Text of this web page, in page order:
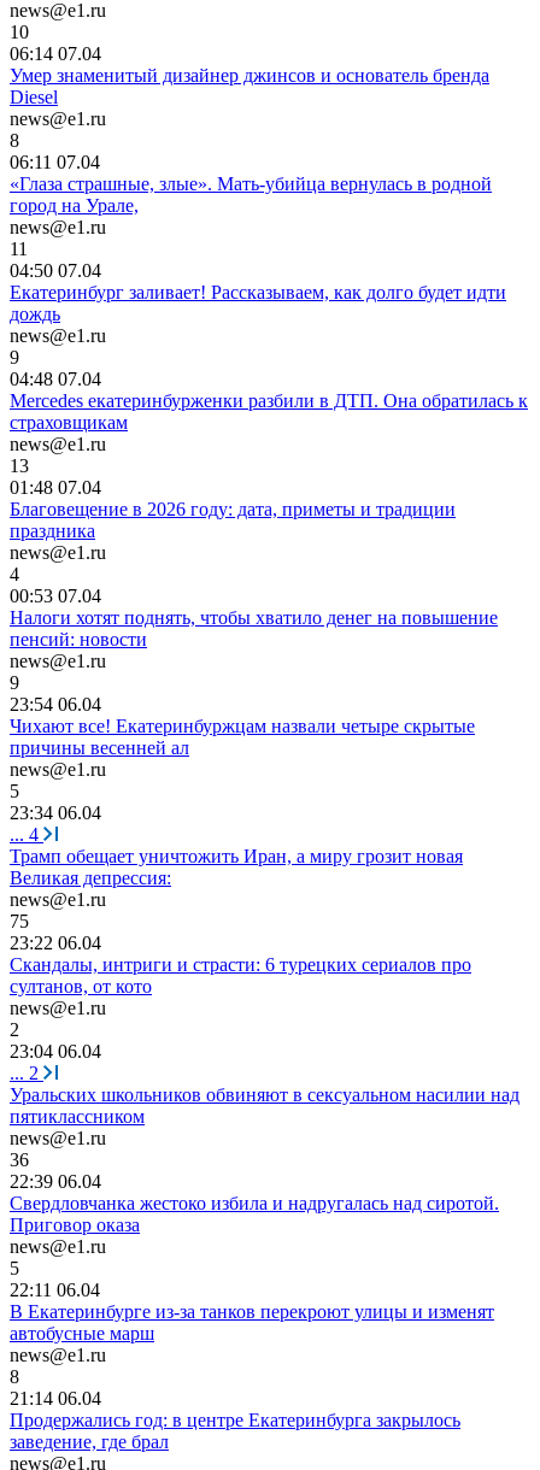
news@e1.ru
10
06:14 07.04
Умер знаменитый дизайнер джинсов и основатель бренда
Diesel
news@e1.ru
8
06:11 07.04
«Глаза страшные, злые». Мать-убийца вернулась в родной
город на Урале,
news@e1.ru
11
04:50 07.04
Екатеринбург заливает! Рассказываем, как долго будет идти
дождь
news@e1.ru
9
04:48 07.04
Mercedes екатеринбурженки разбили в ДТП. Она обратилась к
страховщикам
news@e1.ru
13
01:48 07.04
Благовещение в 2026 году: дата, приметы и традиции
праздника
news@e1.ru
4
00:53 07.04
Налоги хотят поднять, чтобы хватило денег на повышение
пенсий: новости
news@e1.ru
9
23:54 06.04
Чихают все! Екатеринбуржцам назвали четыре скрытые
причины весенней ал
news@e1.ru
5
23:34 06.04
... 4
Трамп обещает уничтожить Иран, а миру грозит новая
Великая депрессия:
news@e1.ru
75
23:22 06.04
Скандалы, интриги и страсти: 6 турецких сериалов про
султанов, от кото
news@e1.ru
2
23:04 06.04
... 2
Уральских школьников обвиняют в сексуальном насилии над
пятиклассником
news@e1.ru
36
22:39 06.04
Свердловчанка жестоко избила и надругалась над сиротой.
Приговор оказа
news@e1.ru
5
22:11 06.04
В Екатеринбурге из-за танков перекроют улицы и изменят
автобусные марш
news@e1.ru
8
21:14 06.04
Продержались год: в центре Екатеринбурга закрылось
заведение, где брал
news@e1.ru